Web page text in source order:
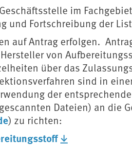
im
und Fortschreibung der
auf Antrag erfolgen.
von
über das
sind in
der
Dateien) an die
) zu richten: